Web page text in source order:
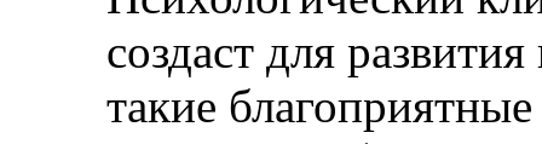
создаст для
такие